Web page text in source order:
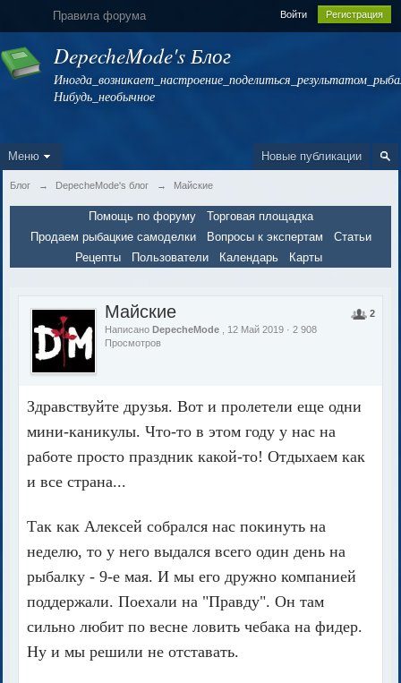
Правила форума Войти Регистрация
DepecheMode's Блог
Нибудь_необычное
Новые публикации
Меню
Блог → DepecheMode's блог → Майские
Помощь по форуму
Торговая площадка
Продаем рыбацкие самоделки
Вопросы к экспертам
Статьи
Рецепты
Пользователи Календарь Карты
2
Майские
НаписаноDepecheMode
, 12 Май 2019 · 2 908
Просмотров
Здравствуйте друзья. Вот и пролетели еще одни
мини-каникулы. Что-то в этом году у нас на
работе просто праздник какой-то! Отдыхаем как
и все страна...
Так как Алексей собрался нас покинуть на
неделю, то у него выдался всего один день на
рыбалку - 9-е мая. И мы его дружно компанией
поддержали. Поехали на "Правду". Он там
сильно любит по весне ловить чебака на фидер.
Ну и мы решили не отставать.